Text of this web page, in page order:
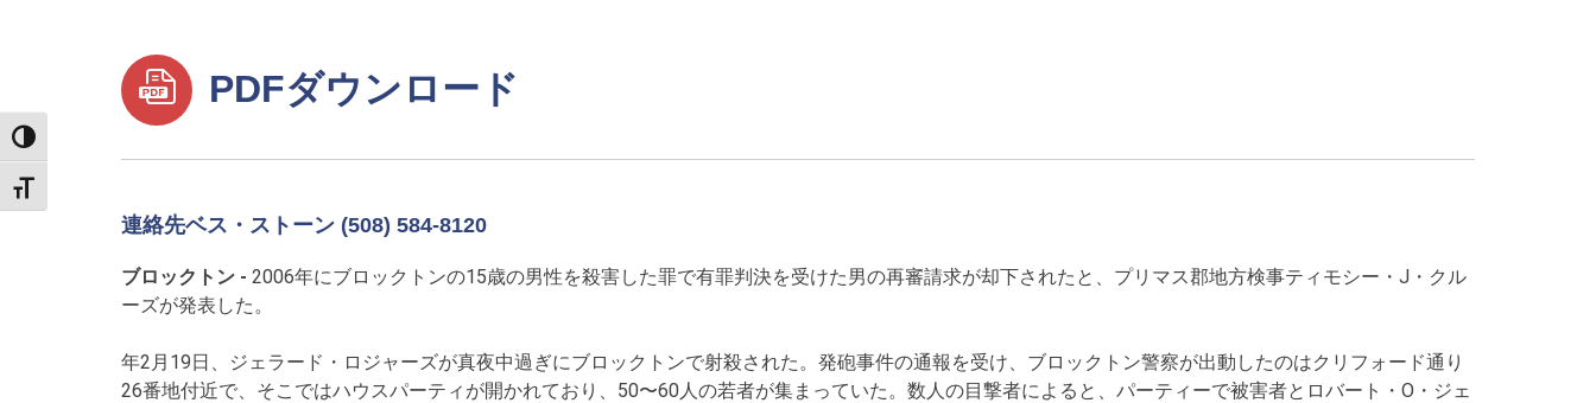
TOGGLE HIGH CONTRAST
TOGGLE FONT SIZE
PDFダウンロード
連絡先ベス・ストーン (508) 584-8120
ブロックトン - 2006年にブロックトンの15歳の男性を殺害した罪で有罪判決を受けた男の再審請求が却下されたと、プリマス郡地方検事ティモシー・J・クル
ーズが発表した。
年2月19日、ジェラード・ロジャーズが真夜中過ぎにブロックトンで射殺された。発砲事件の通報を受け、ブロックトン警察が出動したのはクリフォード通り
26番地付近で、そこではハウスパーティが開かれており、50〜60人の若者が集まっていた。数人の目撃者によると、パーティーで被害者とロバート・O・ジェ